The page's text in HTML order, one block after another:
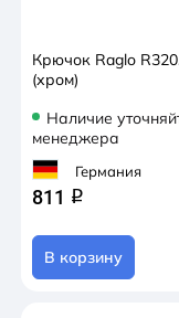
Крючок Raglo
(хром)
Наличие
менеджера
Германия
811 q
В корзину